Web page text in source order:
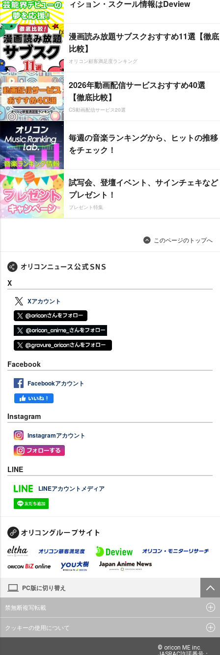
ィション・スクール情報はDeview
漫画読み放題サブスクおすすめ11選【徹底
比較】
オリコン顧客満足度ランキング
2026年動画配信サービスおすすめ40選
【徹底比較】
CS動画配信サービス20選
毎週の音楽ランキングから、ヒットの推移
をチェック！
試写会、登壇イベント、サインチェキなど
プレゼント！
プレゼント特集
このページのトップへ
X
Xアカウント
Facebook
Facebookアカウント
Instagram
Instagramアカウント
LINE
LINEアカウントメディア
PC版に切り替え
禁無断複写転載
クッキーの使用について
© oricon ME inc.